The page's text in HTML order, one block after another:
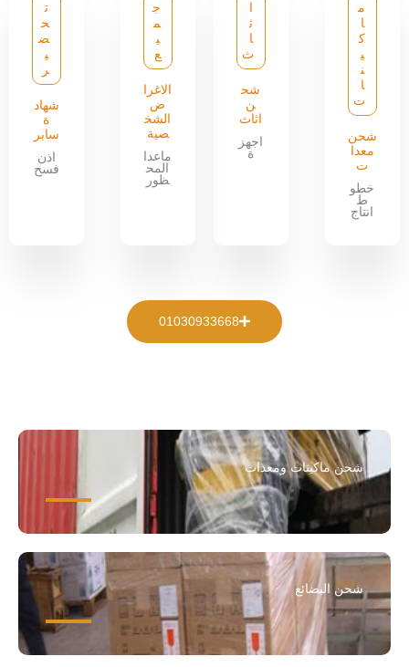
م
ا
ك
ي
ن
ا
ت
شحن
معدا
ت
خطو
ط
انتاج
ث
ا
ث
شح
ن
اثاث
اجهز
ة
ج
م
ي
ع
الاغرا
ض
الشخ
صية
ماعدا
المح
ظور
ت
ح
ض
ي
ر
شهاد
ة
سابر
اذن
فسح
01030933668
شحن ماكينات ومعدات
شحن البضائع